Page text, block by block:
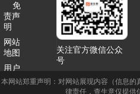
免
责声
明
网站
地图
用户
协议
关注官方微信公众
号
本网站郑重声明：对网站展现内容（信息
律责任，查生意仅提供